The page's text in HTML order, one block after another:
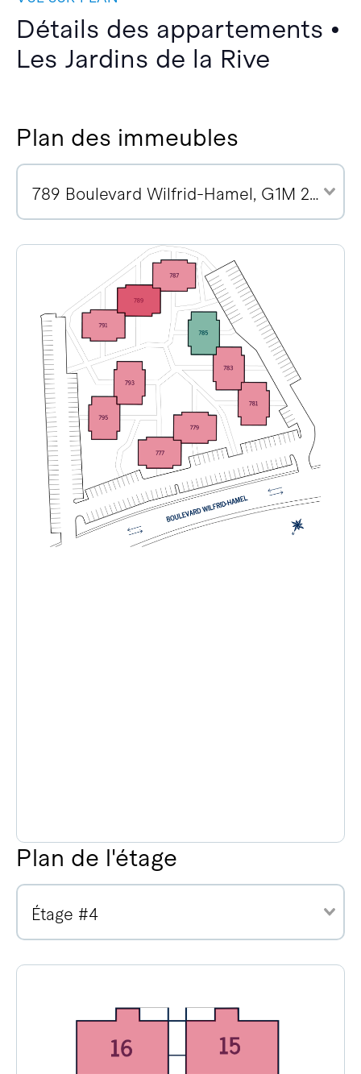
Détails des appartements •
Les Jardins de la Rive
Plan des immeubles
789 Boulevard Wilfrid-Hamel, G1M 2R1
Plan de l'étage
Étage #4